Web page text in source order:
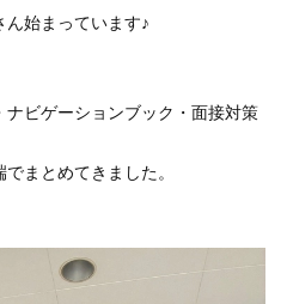
ん始まっています♪
ビゲーションブック・面接対策
まとめてきました。